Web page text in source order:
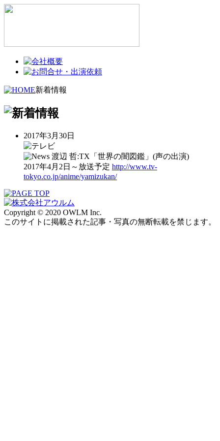
新着情報
2017年3月30日
渡辺 哲:TX「世界の闇図鑑」(声の出演)
2017年4月2日～放送予定 http://www.tv-
tokyo.co.jp/anime/yamizukan/
Copyright © 2020 OWLM Inc.
このサイトに掲載された記事・写真の無断転載を禁じます。